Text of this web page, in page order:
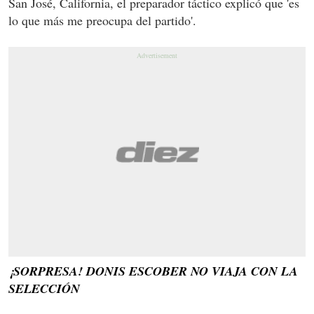
lo que más me preocupa del partido'.
¡SORPRESA! DONIS ESCOBER NO VIAJA CON LA
SELECCIÓN